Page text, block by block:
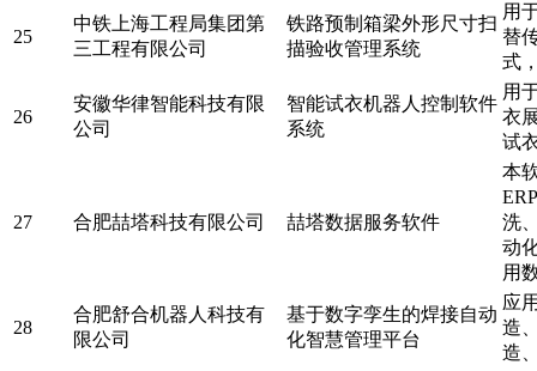
25
中铁上海工程局集团第
三工程有限公司
铁路预制箱梁外形尺寸扫
描验收管理系统
用
替
式
26
安徽华律智能科技有限
公司
智能试衣机器人控制软件
系统
用
衣
试
27 合肥喆塔科技有限公司 喆塔数据服务软件
本
洗
动
用
28
合肥舒合机器人科技有
限公司
基于数字孪生的焊接自动
化智慧管理平台
应
造
造